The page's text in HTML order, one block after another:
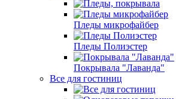
Пледы микрофайбер
Пледы Полиэстер
Покрывала "Лаванда"
Все для гостиниц